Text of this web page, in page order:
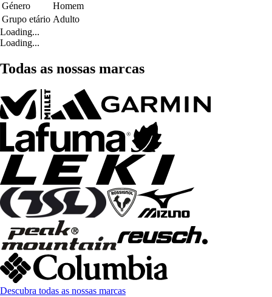
Género
Homem
Grupo etário Adulto
Loading...
Loading...
Todas as nossas marcas
Descubra todas as nossas marcas